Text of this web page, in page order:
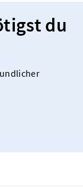
du